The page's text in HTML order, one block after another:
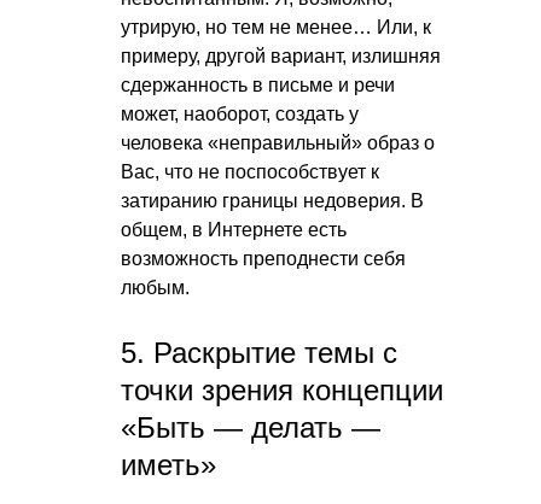
утрирую, но тем не менее… Или, к
примеру, другой вариант, излишняя
сдержанность в письме и речи
может, наоборот, создать у
человека «неправильный» образ о
Вас, что не поспособствует к
затиранию границы недоверия. В
общем, в Интернете есть
возможность преподнести себя
любым.
5. Раскрытие темы с
точки зрения концепции
«Быть — делать —
иметь»